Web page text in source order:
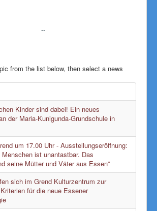
--
from the list below, then select a news
Kinder sind dabei! Ein neues
der Maria-Kunigunda-Grundschule in
um 17.00 Uhr - Ausstellungseröffnung:
Menschen ist unantastbar. Das
seine Mütter und Väter aus Essen”
sich im Grend Kulturzentrum zur
für die neue Essener